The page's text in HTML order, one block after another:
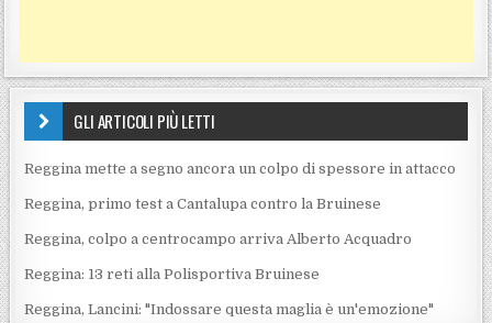
GLI ARTICOLI PIÙ LETTI
Reggina mette a segno ancora un colpo di spessore in attacco
Reggina, primo test a Cantalupa contro la Bruinese
Reggina, colpo a centrocampo arriva Alberto Acquadro
Reggina: 13 reti alla Polisportiva Bruinese
Reggina, Lancini: "Indossare questa maglia è un'emozione"